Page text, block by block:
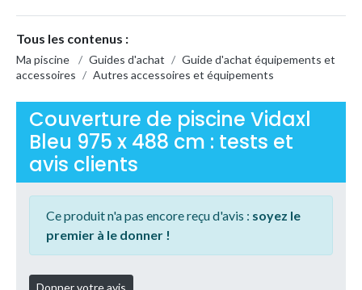
Tous les contenus :
Ma piscine / Guides d'achat / Guide d'achat équipements et
accessoires / Autres accessoires et équipements
Couverture de piscine Vidaxl
Bleu 975 x 488 cm : tests et
avis clients
Ce produit n'a pas encore reçu d'avis : soyez le
premier à le donner !